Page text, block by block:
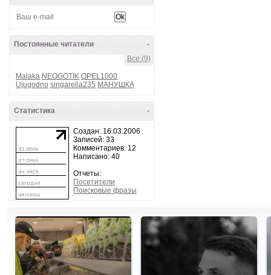
-
Постоянные читатели
Все (9)
Malaka NEOGOTIK OPEL1000
Ujugodno singarella235 МАНУШКА
-
Статистика
Создан: 16.03.2006
Записей: 33
Комментариев: 12
Написано: 40
Отчеты:
Посетители
Поисковые фразы